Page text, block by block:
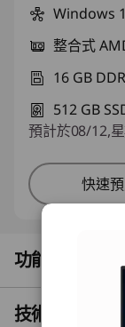
使用優惠券 :
eCoupon
Windows
整合式
16 GB
512 GB
預計於08/12,
快速
功能
技術規格